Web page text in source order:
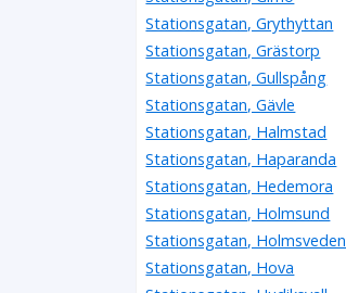
Stationsgatan, Grythyttan
Stationsgatan, Grästorp
Stationsgatan, Gullspång
Stationsgatan, Gävle
Stationsgatan, Halmstad
Stationsgatan, Haparanda
Stationsgatan, Hedemora
Stationsgatan, Holmsund
Stationsgatan, Holmsveden
Stationsgatan, Hova